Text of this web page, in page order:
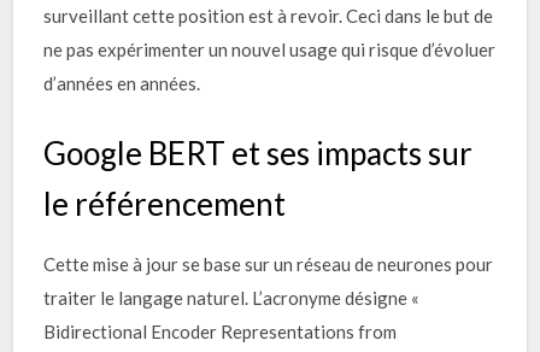
surveillant cette position est à revoir. Ceci dans le but de
ne pas expérimenter un nouvel usage qui risque d’évoluer
d’années en années.
Google BERT et ses impacts sur
le référencement
Cette mise à jour se base sur un réseau de neurones pour
traiter le langage naturel. L’acronyme désigne «
Bidirectional Encoder Representations from